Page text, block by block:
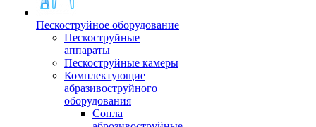
Пескоструйное оборудование
Пескоструйные
аппараты
Пескоструйные камеры
Комплектующие
абразивоструйного
оборудования
Сопла